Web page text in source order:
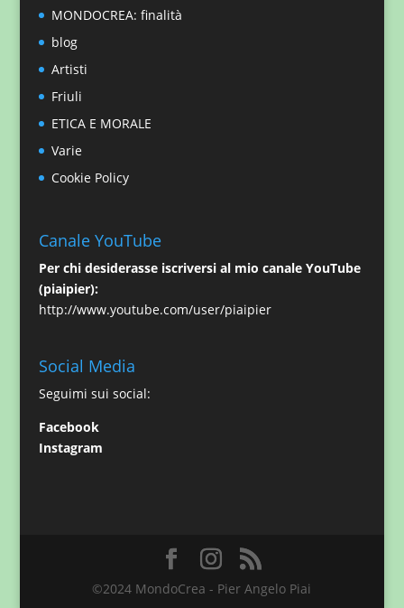
MONDOCREA: finalità
blog
Artisti
Friuli
ETICA E MORALE
Varie
Cookie Policy
Canale YouTube
Per chi desiderasse iscriversi al mio canale YouTube
(piaipier):
http://www.youtube.com/user/piaipier
Social Media
Seguimi sui social:
Facebook
Instagram
©2024 MondoCrea - Pier Angelo Piai